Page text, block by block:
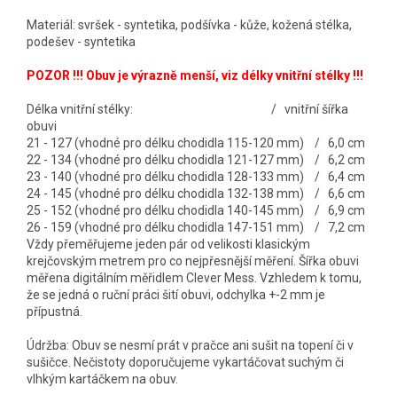
Materiál: svršek - syntetika, podšívka - kůže, kožená stélka,
podešev - syntetika
POZOR !!! Obuv je výrazně menší, viz délky vnitřní stélky !!!
Délka vnitřní stélky: / vnitřní šířka
obuvi
21 - 127 (vhodné pro délku chodidla 115-120 mm) / 6,0 cm
22 - 134 (vhodné pro délku chodidla 121-127 mm) / 6,2 cm
23 - 140 (vhodné pro délku chodidla 128-133 mm) / 6,4 cm
24 - 145 (vhodné pro délku chodidla 132-138 mm) / 6,6 cm
25 - 152 (vhodné pro délku chodidla 140-145 mm) / 6,9 cm
26 - 159 (vhodné pro délku chodidla 147-151 mm) / 7,2 cm
Vždy přeměřujeme jeden pár od velikosti klasickým
krejčovským metrem pro co nejpřesnější měření. Šířka obuvi
měřena digitálním měřidlem Clever Mess. Vzhledem k tomu,
že se jedná o ruční práci šití obuvi, odchylka +-2 mm je
přípustná.
Údržba: Obuv se nesmí prát v pračce ani sušit na topení či v
sušičce. Nečistoty doporučujeme vykartáčovat suchým či
vlhkým kartáčkem na obuv.